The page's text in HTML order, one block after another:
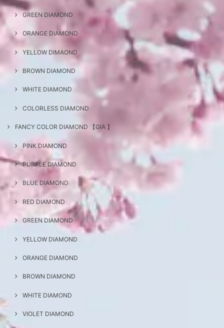
GREEN DIAMOND
ORANGE DIAMOND
YELLOW DIMAOND
BROWN DIAMOND
WHITE DIAMOND
COLORLESS DIAMOND
FANCY COLOR DIAMOND 【GIA 】
PINK DIAMOND
PURPLE DIAMOND
BLUE DIAMOND
RED DIAMOND
GREEN DIAMOND
YELLOW DIAMOND
ORANGE DIAMOND
BROWN DIAMOND
WHITE DIAMOND
VIOLET DIAMOND